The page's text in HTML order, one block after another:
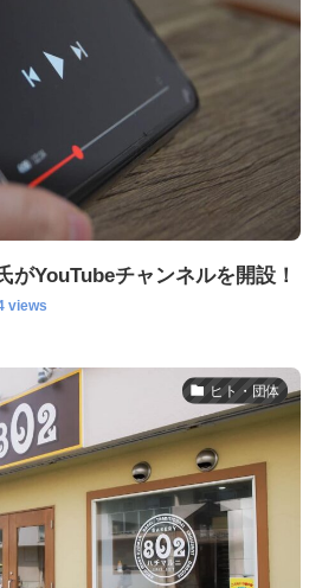
がYouTubeチャンネルを開設！
views
ヒト・団体